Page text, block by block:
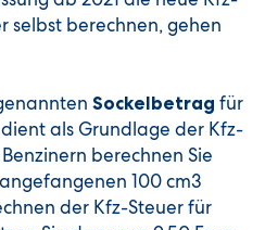
selbst berechnen, gehen
Sockelbetrag für
als Grundlage der Kfz-
berechnen Sie
100 cm3
der Kfz-Steuer für